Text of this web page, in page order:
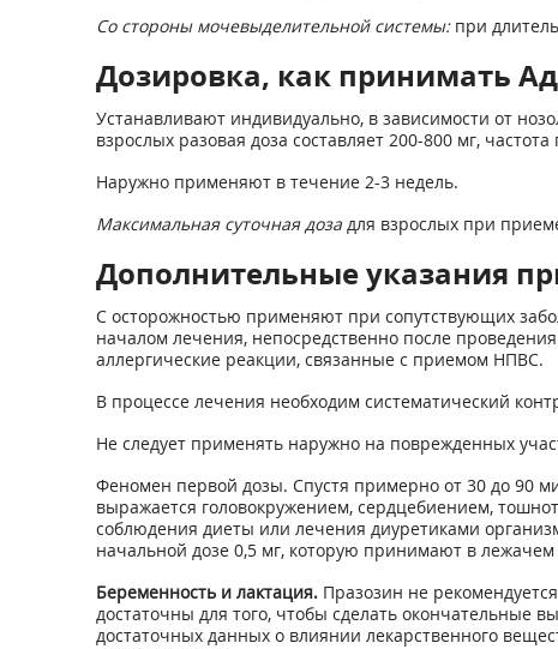
Со стороны мочевыделительной системы:при
Дозировка, как принимать
Устанавливают индивидуально, в зависимости от
взрослых разовая доза составляет 200-800 мг,
Наружно применяют в течение 2-3 недель.
Максимальная суточная дозадля взрослых при
Дополнительные указания
С осторожностью применяют при сопутствующих
началом лечения, непосредственно после
аллергические реакции, связанные с приемом НПВС.
В процессе лечения необходим систематический
Не следует применять наружно на поврежденных
Феномен первой дозы. Спустя примерно от 30 до 90
выражается головокружением, сердцебиением,
соблюдения диеты или лечения диуретиками
начальной дозе 0,5 мг, которую принимают в
Беременность и лактация. Празозин не
достаточны для того, чтобы сделать окончательные
достаточных данных о влиянии лекарственного